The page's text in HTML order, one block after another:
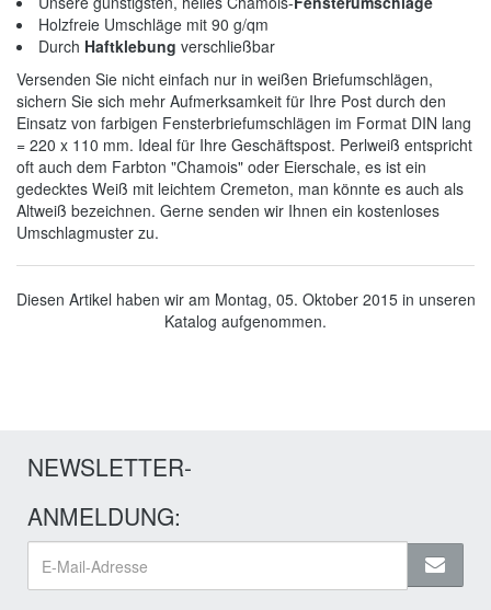
Holzfreie Umschläge mit 90 g/qm
Durch Haftklebung verschließbar
Versenden Sie nicht einfach nur in weißen Briefumschlägen,
sichern Sie sich mehr Aufmerksamkeit für Ihre Post durch den
Einsatz von farbigen Fensterbriefumschlägen im Format DIN lang
= 220 x 110 mm. Ideal für Ihre Geschäftspost. Perlweiß entspricht
oft auch dem Farbton "Chamois" oder Eierschale, es ist ein
gedecktes Weiß mit leichtem Cremeton, man könnte es auch als
Altweiß bezeichnen. Gerne senden wir Ihnen ein kostenloses
Umschlagmuster zu.
Diesen Artikel haben wir am Montag, 05. Oktober 2015 in unseren
Katalog aufgenommen.
NEWSLETTER-
ANMELDUNG: